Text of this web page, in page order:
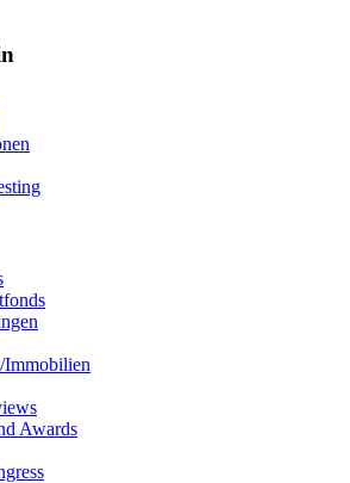
Immobilien
Awards